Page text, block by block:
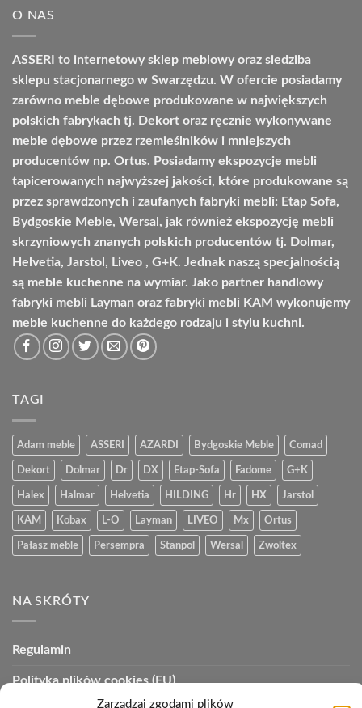
Zarządzaj zgodami plików
O NAS
ASSERI to internetowy sklep meblowy oraz siedziba
sklepu stacjonarnego w Swarzędzu. W ofercie posiadamy
zarówno meble dębowe produkowane w największych
polskich fabrykach tj. Dekort oraz ręcznie wykonywane
meble dębowe przez rzemieślników i mniejszych
producentów np. Ortus. Posiadamy ekspozycje mebli
tapicerowanych najwyższej jakości, które produkowane są
przez sprawdzonych i zaufanych fabryki mebli: Etap Sofa,
Bydgoskie Meble, Wersal, jak również ekspozycję mebli
skrzyniowych znanych polskich producentów tj. Dolmar,
Helvetia, Jarstol, Liveo , G+K. Jednak naszą specjalnością
są meble kuchenne na wymiar. Jako partner handlowy
fabryki mebli Layman oraz fabryki mebli KAM wykonujemy
meble kuchenne do każdego rodzaju i stylu kuchni.
TAGI
Adam meble ASSERI AZARDI Bydgoskie Meble Comad
Dekort Dolmar Dr DX Etap-Sofa Fadome G+K
Halex Halmar Helvetia HILDING Hr HX Jarstol
KAM Kobax L-O Layman LIVEO Mx Ortus
Pałasz meble Persempra Stanpol Wersal Zwoltex
NA SKRÓTY
Regulamin
Polityka plików cookies (EU)